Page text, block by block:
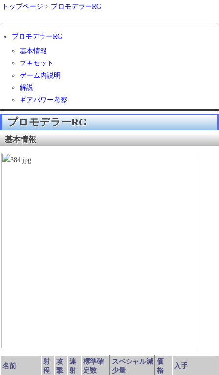
トップページ > プロモデラーRG
プロモデラーRG
基本情報
ブキセット
ゲーム内説明
解説
ギアパワー考察
プロモデラーRG
基本情報
名前
射
程
攻
撃
連
射
標準確
定数
スペシャル減
少量
価
格
入手